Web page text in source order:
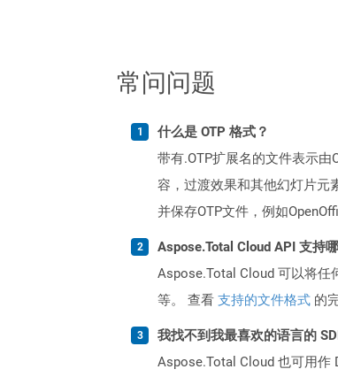
常问问题
什么是 OTP 格式？
带有.OTP扩展名的文件表示
容，过渡效果和其他幻灯片元
并保存OTP文件，例如
Aspose.Total Cloud API 支持
Aspose.Total Cloud 可以将任
等。 查看 支持的文件格式 的
我找不到我最喜欢的语言的
Aspose.Total Cloud 也可用作